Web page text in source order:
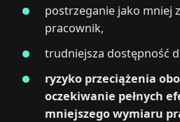
postrzeganie jako mniej
pracownik,
trudniejsza dostępność
ryzyko przeciążenia
oczekiwanie pełnych
mniejszego wymiaru